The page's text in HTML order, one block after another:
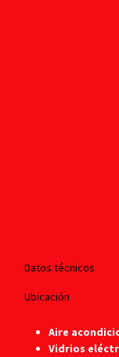
Datos técnicos
Ubicación
Aire
Vidrios